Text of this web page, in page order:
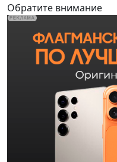
Обратите внимание